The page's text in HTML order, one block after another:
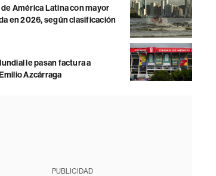
América Latina con mayor
en 2026, según clasificación
le pasan factura a
Azcárraga
PUBLICIDAD